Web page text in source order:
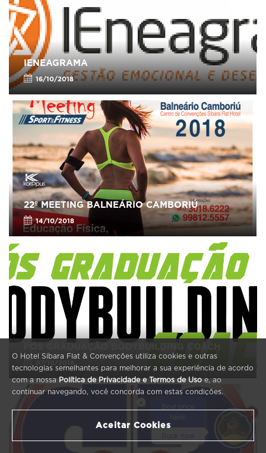
IENEAGRAMA
16/10/2018
22º MEETING BALNEÁRIO CAMBORIÚ
14/10/2018
O Hotel Sibara Flat & Convenções utiliza cookies e outras
tecnologias semelhantes para melhorar a sua experiência de acordo
com a nossa Política de Privacidade e Termos de Uso e, ao
continuar navegando, você concorda com estas condições.
Aceitar Cookies
1